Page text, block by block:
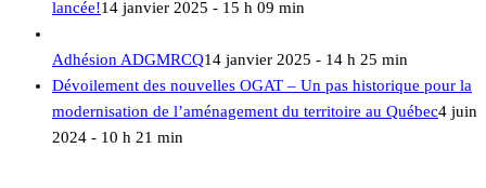
lancée!14 janvier 2025 - 15 h 09 min
Adhésion ADGMRCQ14 janvier 2025 - 14 h 25 min
Dévoilement des nouvelles OGAT – Un pas historique pour la
modernisation de l’aménagement du territoire au Québec4 juin
2024 - 10 h 21 min